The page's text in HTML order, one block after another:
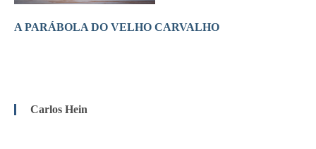
A PARÁBOLA DO VELHO CARVALHO
Carlos Hein